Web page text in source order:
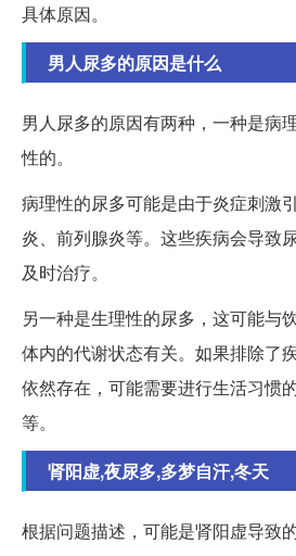
具体原因。
男人尿多的原因是什么
男人尿多的原因有两种，一种是病
性的。
病理性的尿多可能是由于炎症刺激
炎、前列腺炎等。这些疾病会导致
及时治疗。
另一种是生理性的尿多，这可能与
体内的代谢状态有关。如果排除了
依然存在，可能需要进行生活习惯
等。
肾阳虚,夜尿多,多梦自汗,冬天
根据问题描述，可能是肾阳虚导致